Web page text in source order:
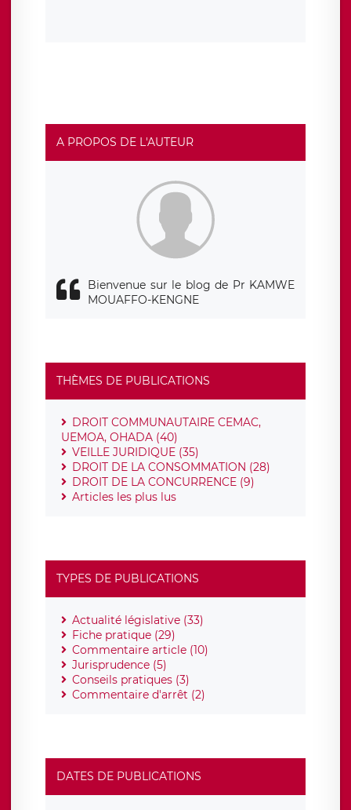
rue Léopold Sédar Senghor, joignable à l’adresse mail :
responsabledetraitement@legavox.fr. Vous avez
également le droit d’introduire une réclamation auprès
d’une autorité de contrôle.
A PROPOS DE L'AUTEUR
Bienvenue sur le blog de Pr KAMWE
MOUAFFO-KENGNE
THÈMES DE PUBLICATIONS
DROIT COMMUNAUTAIRE CEMAC,
UEMOA, OHADA (40)
VEILLE JURIDIQUE (35)
DROIT DE LA CONSOMMATION (28)
DROIT DE LA CONCURRENCE (9)
Articles les plus lus
TYPES DE PUBLICATIONS
Actualité législative (33)
Fiche pratique (29)
Commentaire article (10)
Jurisprudence (5)
Conseils pratiques (3)
Commentaire d'arrêt (2)
DATES DE PUBLICATIONS